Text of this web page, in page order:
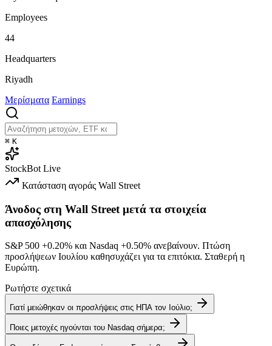
Employees
44
Headquarters
Riyadh
Μερίσματα Earnings
⌘ K
StockBot Live
Κατάσταση αγοράς Wall Street
Άνοδος στη Wall Street μετά τα στοιχεία
απασχόλησης
S&P 500 +0.20% και Nasdaq +0.50% ανεβαίνουν. Πτώση
προσλήψεων Ιουλίου καθησυχάζει για τα επιτόκια. Σταθερή η
Ευρώπη.
Ρωτήστε σχετικά
Γιατί μειώθηκαν οι προσλήψεις στις ΗΠΑ τον Ιούλιο;
Ποιες μετοχές ηγούνται του Nasdaq σήμερα;